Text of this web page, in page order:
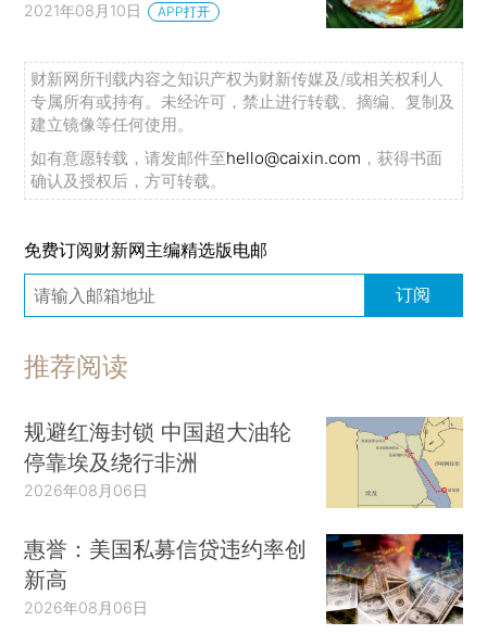
2021年08月10日 APP打开
财新网所刊载内容之知识产权为财新传媒及/或相关权利人
专属所有或持有。未经许可，禁止进行转载、摘编、复制及
建立镜像等任何使用。
如有意愿转载，请发邮件至hello@caixin.com ，获得书面
确认及授权后，方可转载。
免费订阅财新网主编精选版电邮
订阅
推荐阅读
规避红海封锁 中国超大油轮
停靠埃及绕行非洲
2026年08月06日
惠誉：美国私募信贷违约率创
新高
2026年08月06日